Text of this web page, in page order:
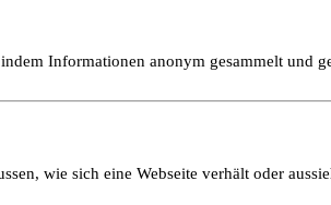
Informationen anonym gesammelt und
wie sich eine Webseite verhält oder